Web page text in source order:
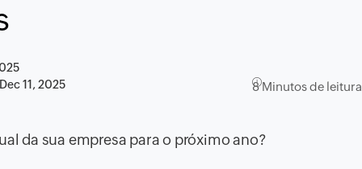
Dec 11, 2025 8 Minutos de leitura
da sua empresa para o próximo ano?